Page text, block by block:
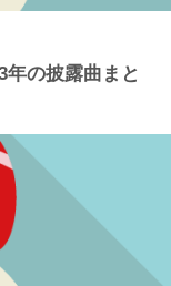
年の披露曲まと